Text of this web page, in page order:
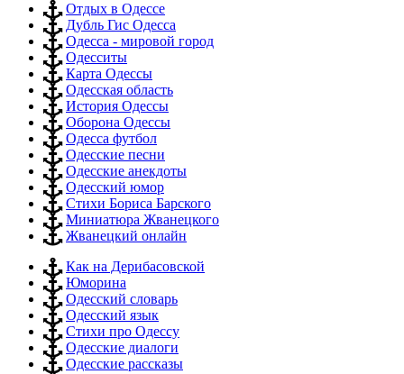
Отдых в Одессе
Дубль Гис Одесса
Одесса - мировой город
Одесситы
Карта Одессы
Одесская область
История Одессы
Оборона Одессы
Одесса футбол
Одесские песни
Одесские анекдоты
Одесский юмор
Стихи Бориса Барского
Миниатюра Жванецкого
Жванецкий онлайн
Как на Дерибасовской
Юморина
Одесский словарь
Одесский язык
Стихи про Одессу
Одесские диалоги
Одесские рассказы